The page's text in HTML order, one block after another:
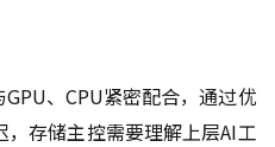
、CPU紧密配合，通过优
存储主控需要理解上层AI工